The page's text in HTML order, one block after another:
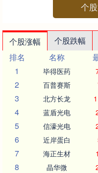
个
个股涨幅 个股跌幅
排名
名称
1
毕得医药
2 百普赛斯
3 北方长龙
4 蓝盾光电
5 信濠光电
6 近岸蛋白
7 海正生材
8 晶华微